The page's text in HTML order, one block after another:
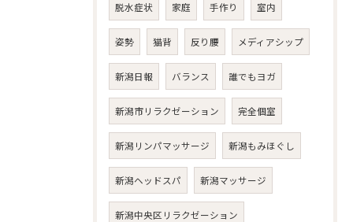
脱水症状 家庭 手作り 室内
姿勢 猫背 反り腰 メディアシップ
新潟日報 バランス 誰でもヨガ
新潟市リラクゼーション 完全個室
新潟リンパマッサージ 新潟もみほぐし
新潟ヘッドスパ 新潟マッサージ
新潟中央区リラクゼーション